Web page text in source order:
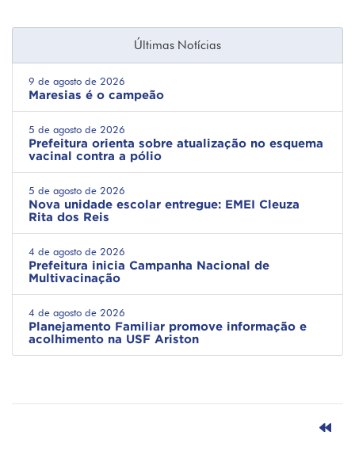
Últimas Notícias
9 de agosto de 2026
Maresias é o campeão
5 de agosto de 2026
Prefeitura orienta sobre atualização no esquema
vacinal contra a pólio
5 de agosto de 2026
Nova unidade escolar entregue: EMEI Cleuza
Rita dos Reis
4 de agosto de 2026
Prefeitura inicia Campanha Nacional de
Multivacinação
4 de agosto de 2026
Planejamento Familiar promove informação e
acolhimento na USF Ariston